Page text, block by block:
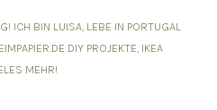
ICH BIN LUISA, LEBE IN PORTUGAL
DIY PROJEKTE, IKEA
MEHR!